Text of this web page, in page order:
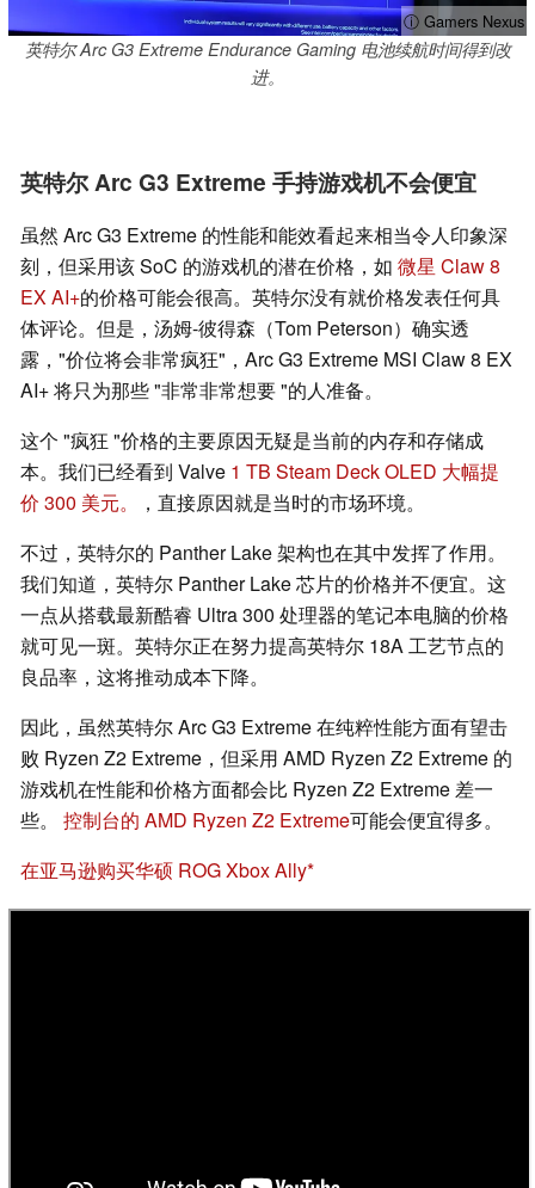
ⓘ Gamers Nexus
英特尔 Arc G3 Extreme Endurance Gaming 电池续航时间得到改
进。
英特尔 Arc G3 Extreme 手持游戏机不会便宜
虽然 Arc G3 Extreme 的性能和能效看起来相当令人印象深
刻，但采用该 SoC 的游戏机的潜在价格，如 微星 Claw 8
EX AI+的价格可能会很高。英特尔没有就价格发表任何具
体评论。但是，汤姆-彼得森（Tom Peterson）确实透
露，"价位将会非常疯狂"，Arc G3 Extreme MSI Claw 8 EX
AI+ 将只为那些 "非常非常想要 "的人准备。
这个 "疯狂 "价格的主要原因无疑是当前的内存和存储成
本。我们已经看到 Valve 1 TB Steam Deck OLED 大幅提
价 300 美元。
，直接原因就是当时的市场环境。
不过，英特尔的 Panther Lake 架构也在其中发挥了作用。
我们知道，英特尔 Panther Lake 芯片的价格并不便宜。这
一点从搭载最新酷睿 Ultra 300 处理器的笔记本电脑的价格
就可见一斑。英特尔正在努力提高英特尔 18A 工艺节点的
良品率，这将推动成本下降。
因此，虽然英特尔 Arc G3 Extreme 在纯粹性能方面有望击
败 Ryzen Z2 Extreme，但采用 AMD Ryzen Z2 Extreme 的
游戏机在性能和价格方面都会比 Ryzen Z2 Extreme 差一
些。 控制台的 AMD Ryzen Z2 Extreme可能会便宜得多。
在亚马逊购买华硕 ROG Xbox Ally